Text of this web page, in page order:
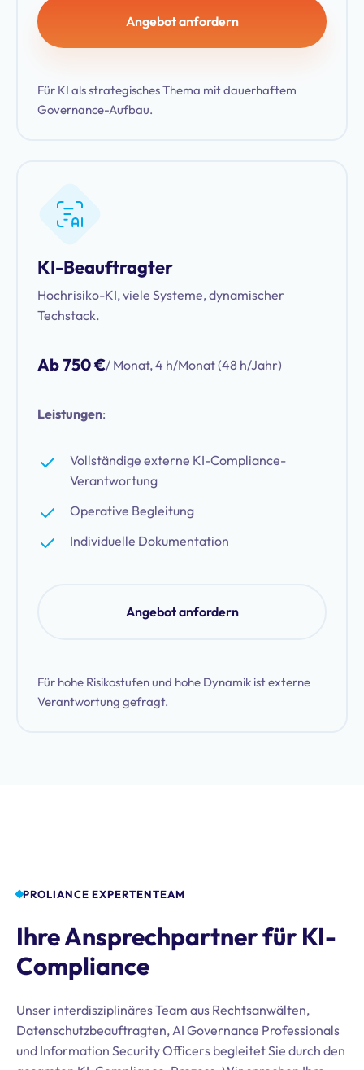
Angebot anfordern
Für KI als strategisches Thema mit dauerhaftem
Governance-Aufbau.
KI-Beauftragter
Hochrisiko-KI, viele Systeme, dynamischer
Techstack.
Ab 750 €/ Monat, 4 h/Monat (48 h/Jahr)
Leistungen:
Vollständige externe KI-Compliance-
Verantwortung
Operative Begleitung
Individuelle Dokumentation
Angebot anfordern
Für hohe Risikostufen und hohe Dynamik ist externe
Verantwortung gefragt.
PROLIANCE EXPERTENTEAM
Ihre Ansprechpartner für KI-
Compliance
Unser interdisziplinäres Team aus Rechtsanwälten,
Datenschutzbeauftragten, AI Governance Professionals
und Information Security Officers begleitet Sie durch den